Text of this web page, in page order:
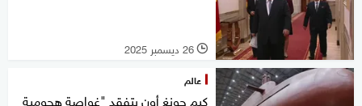
l 26 ديسمبر 2025
عالم
كيم جونغ أون يتفقد "غواصة هجومية